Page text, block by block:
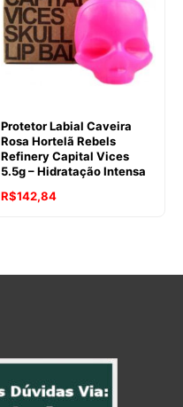
Protetor Labial Caveira
Rosa Hortelã Rebels
Refinery Capital Vices
5.5g – Hidratação Intensa
R$142,84